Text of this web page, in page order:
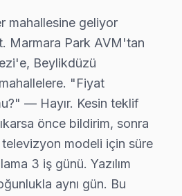
teşhis ve anlık fiyat teklifi
parça onayınız olmadan
teknisyen ile güvenli servis
servis belgesi ve garanti fişi
çıkması halinde bilgilendirme
servis kalitesinde hizmet
– Beylikdüzü
mahallesine geliyor
Marmara Park AVM'tan
Beylikdüzü
"Fiyat
— Hayır. Kesin teklif
önce bildirim, sonra
modeli için süre
3 iş günü. Yazılım
aynı gün. Bu